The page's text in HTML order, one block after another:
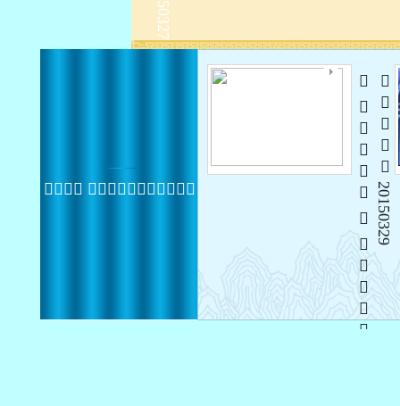
   20150329
   